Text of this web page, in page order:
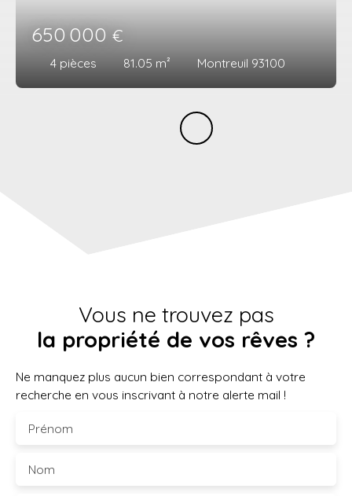
650 000€
4 pièces 81.05 m² Montreuil 93100
Vous ne trouvez pas
la propriété de vos rêves ?
Ne manquez plus aucun bien correspondant à votre
recherche en vous inscrivant à notre alerte mail !
Prénom
Nom